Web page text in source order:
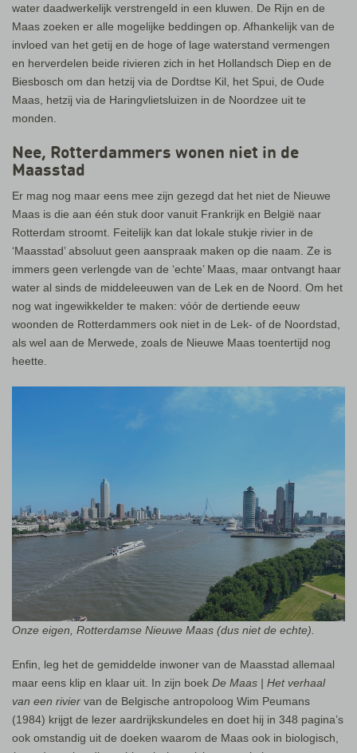
water daadwerkelijk verstrengeld in een kluwen. De Rijn en de
Maas zoeken er alle mogelijke beddingen op. Afhankelijk van de
invloed van het getij en de hoge of lage waterstand vermengen
en herverdelen beide rivieren zich in het Hollandsch Diep en de
Biesbosch om dan hetzij via de Dordtse Kil, het Spui, de Oude
Maas, hetzij via de Haringvlietsluizen in de Noordzee uit te
monden.
Nee, Rotterdammers wonen niet in de
Maasstad
Er mag nog maar eens mee zijn gezegd dat het niet de Nieuwe
Maas is die aan één stuk door vanuit Frankrijk en België naar
Rotterdam stroomt. Feitelijk kan dat lokale stukje rivier in de
‘Maasstad’ absoluut geen aanspraak maken op die naam. Ze is
immers geen verlengde van de ‘echte’ Maas, maar ontvangt haar
water al sinds de middeleeuwen van de Lek en de Noord. Om het
nog wat ingewikkelder te maken: vóór de dertiende eeuw
woonden de Rotterdammers ook niet in de Lek- of de Noordstad,
als wel aan de Merwede, zoals de Nieuwe Maas toentertijd nog
heette.
Onze eigen, Rotterdamse Nieuwe Maas (dus niet de echte).
Enfin, leg het de gemiddelde inwoner van de Maasstad allemaal
maar eens klip en klaar uit. In zijn boek De Maas | Het verhaal
van een rivier van de Belgische antropoloog Wim Peumans
(1984) krijgt de lezer aardrijkskundeles en doet hij in 348 pagina’s
ook omstandig uit de doeken waarom de Maas ook in biologisch,